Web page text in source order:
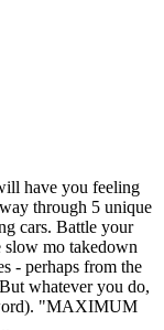
have you feeling
through 5 unique
cars. Battle your
slow mo takedown
- perhaps from the
whatever you do,
"MAXIMUM